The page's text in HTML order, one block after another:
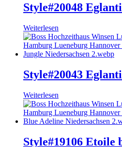
Style#20048
Weiterlesen
Style#20043
Weiterlesen
Style#19106 Etoile